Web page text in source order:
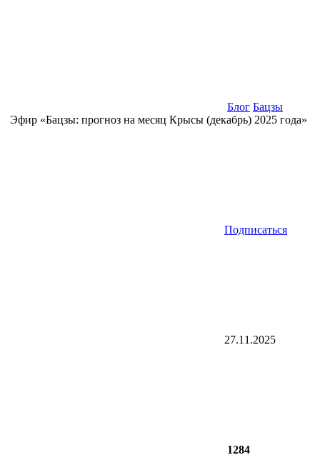
Блог Бацзы
Эфир «Бацзы: прогноз на месяц Крысы (декабрь) 2025 года»
Подписаться
27.11.2025
1284